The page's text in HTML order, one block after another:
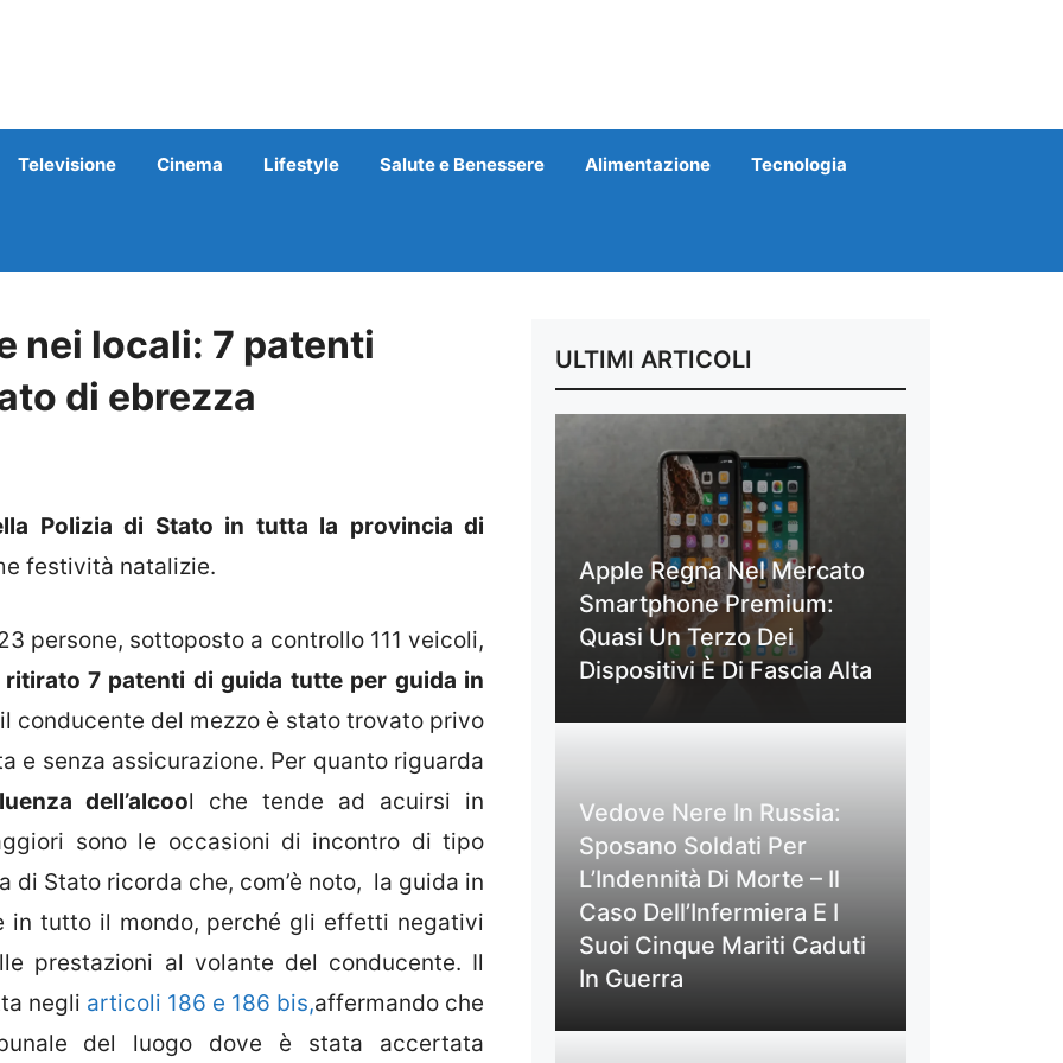
Televisione Cinema Lifestyle Salute e Benessere Alimentazione Tecnologia
nei locali: 7 patenti
di ebrezza
Polizia di Stato in tutta la provincia di
festività natalizie.
persone, sottoposto a controllo 111 veicoli,
ritirato 7 patenti di guida tutte per guida in
conducente del mezzo è stato trovato privo
e senza assicurazione. Per quanto riguarda
dell’alcool che tende ad acuirsi in
sono le occasioni di incontro di tipo
di Stato ricorda che, com’è noto, la guida in
tutto il mondo, perché gli effetti negativi
prestazioni al volante del conducente. Il
negli articoli 186 e 186 bis,affermando che
del luogo dove è stata accertata
ULTIMI ARTICOLI
Apple Regna Nel Mercato
Smartphone Premium:
Quasi Un Terzo Dei
Dispositivi È Di Fascia Alta
Vedove Nere In Russia:
Sposano Soldati Per
L’Indennità Di Morte – Il
Caso Dell’Infermiera E I
Suoi Cinque Mariti Caduti
In Guerra